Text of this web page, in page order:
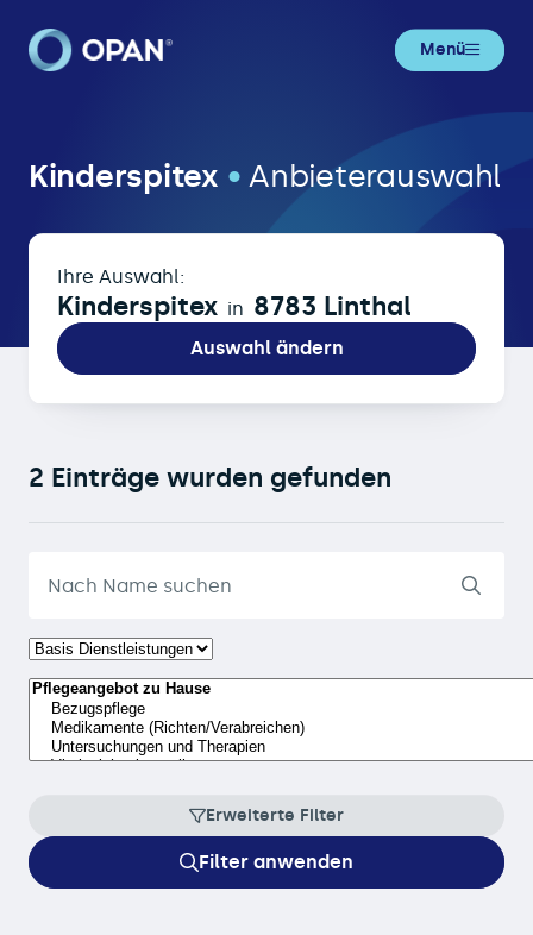
Menü
Kinderspitex • Anbieterauswahl
Ihre Auswahl:
Kinderspitex in 8783 Linthal
Auswahl ändern
2 Einträge wurden gefunden
Erweiterte Filter
Filter anwenden